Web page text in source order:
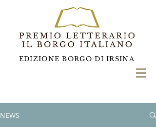
EDIZIONE BORGO DI IRSINA
NEWS